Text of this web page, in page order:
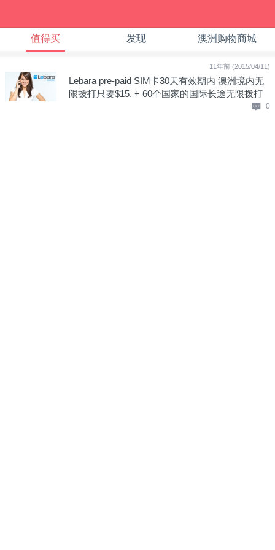
值得买 发现 澳洲购物商城
11年前 (2015/04/11)
Lebara pre-paid SIM卡30天有效期内 澳洲境内无
限拨打只要$15, + 60个国家的国际长途无限拨打
0